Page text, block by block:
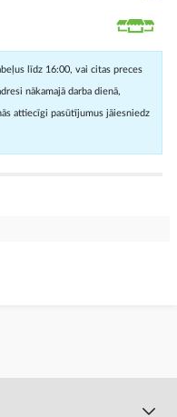
līdz 16:00, vai citas preces
nākamajā darba dienā,
attiecīgi pasūtījumus jāiesniedz